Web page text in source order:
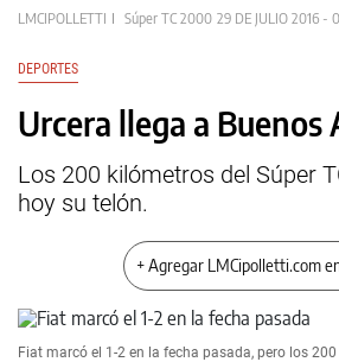
LMCIPOLLETTI Súper TC 2000 29 DE JULIO 2016 -
DEPORTES
Urcera llega a Buenos
Los 200 kilómetros del Súper
hoy su telón.
+ Agregar LMCipolletti.com
Fiat marcó el 1-2 en la fecha pasada, pero los